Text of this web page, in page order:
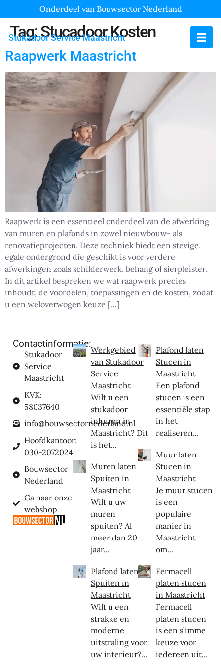
Onderdeel van Bouwsector Nederland
Stukadoor Service Maastricht
Tag:Stucadoor Kosten
Raapwerk Maastricht
Raapwerk is een essentieel onderdeel van de afwerking
van muren en plafonds in zowel nieuwbouw- als
renovatieprojecten. Deze techniek biedt een stevige,
egale ondergrond die geschikt is voor verdere
afwerkingen zoals schilderwerk, behang of sierpleister.
In dit artikel bespreken we wat raapwerk precies
inhoudt, de voordelen, toepassingen en de kosten, zodat
u een weloverwogen keuze […]
Contactinformatie:
Stukadoor
Service
Maastricht
KVK:
58037640
info@bouwsectornederland.nl
Hoofdkantoor:
030-2072024
Bouwsector
Nederland
Ga naar onze
webshop
Werkgebied
van Stukadoor
Service
Maastricht
Wilt u een
stukadoor
inhuren in
Maastricht? Dit
is het...
Muren laten
Spuiten in
Maastricht
Wilt u uw
muren
spuiten? Al
meer dan 20
jaar...
Plafond laten
Spuiten in
Maastricht
Wilt u een
strakke en
moderne
uitstraling voor
uw interieur?...
Plafond laten
Stucen in
Maastricht
Een plafond
stucen is een
essentiële stap
in het
realiseren...
Muur laten
Stucen in
Maastricht
Je muur stucen
is een
populaire
manier in
Maastricht
om...
Fermacell
platen stucen
in Maastricht
Fermacell
platen stucen
is een slimme
keuze voor
iedereen uit...